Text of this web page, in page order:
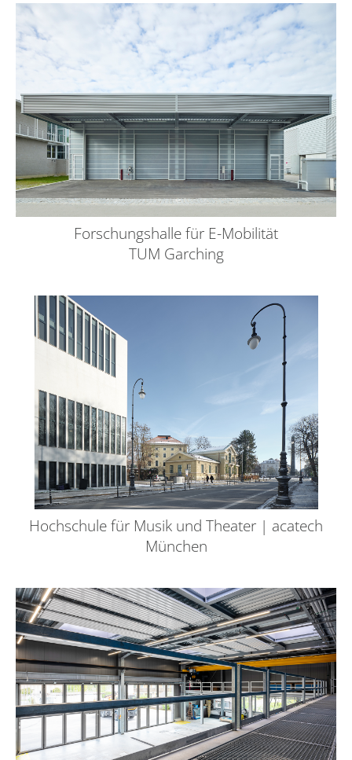
Forschungshalle für E-Mobilität
TUM Garching
Hochschule für Musik und Theater | acatech
München